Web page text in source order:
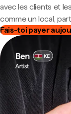
avec les clients et
comme un local,
Fais-toi payer